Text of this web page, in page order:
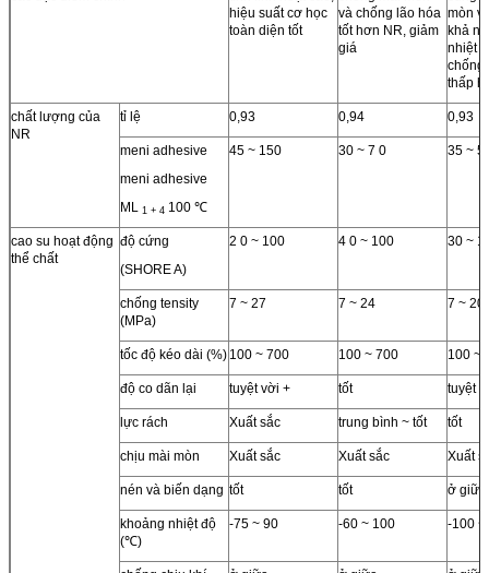
hiệu suất cơ học
toàn diện tốt
và chống lão hóa
tốt hơn NR, giảm
giá
mòn
khả
nhiệt
chống
thấp
chất lượng của
NR
tỉ lệ 0,93 0,94 0,93
meni adhesive
meni adhesive
ML 1 + 4 100 ℃
45 ~ 150 30 ~ 7 0 35 ~
cao su hoạt động
thể chất
độ cứng
(SHORE A)
2 0 ~ 100 4 0 ~ 100 30 ~
chống tensity
(MPa)
7 ~ 27 7 ~ 24 7 ~ 20
tốc độ kéo dài (%) 100 ~ 700 100 ~ 700 100 ~
độ co dãn lại tuyệt vời + tốt tuyệt
lực rách Xuất sắc trung bình ~ tốt tốt
chịu mài mòn Xuất sắc Xuất sắc Xuất
nén và biến dạng tốt tốt ở giữa
khoảng nhiệt độ
(℃)
-75 ~ 90 -60 ~ 100 -100 ~